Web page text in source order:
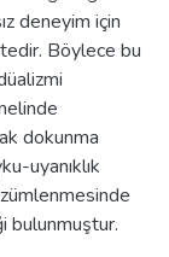
deneyim için
Böylece bu
dokunma
uyanıklık
bulunmuştur.